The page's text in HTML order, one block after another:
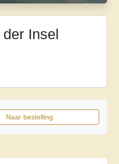
Insel
Naar bestelling